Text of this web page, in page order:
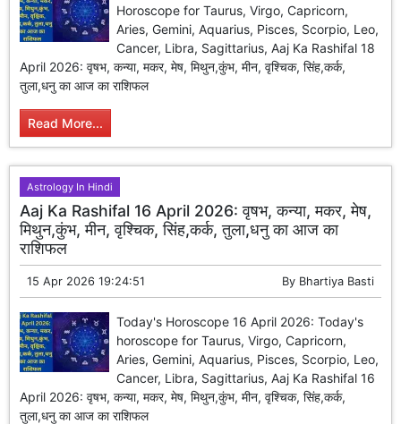
Horoscope for Taurus, Virgo, Capricorn,
Aries, Gemini, Aquarius, Pisces, Scorpio, Leo,
Cancer, Libra, Sagittarius, Aaj Ka Rashifal 18
April 2026: वृषभ, कन्या, मकर, मेष, मिथुन,कुंभ, मीन, वृश्चिक, सिंह,कर्क,
तुला,धनु का आज का राशिफल
Read More...
Astrology In Hindi
Aaj Ka Rashifal 16 April 2026: वृषभ, कन्या, मकर, मेष,
मिथुन,कुंभ, मीन, वृश्चिक, सिंह,कर्क, तुला,धनु का आज का
राशिफल
15 Apr 2026 19:24:51 By Bhartiya Basti
Today's Horoscope 16 April 2026: Today's
horoscope for Taurus, Virgo, Capricorn,
Aries, Gemini, Aquarius, Pisces, Scorpio, Leo,
Cancer, Libra, Sagittarius, Aaj Ka Rashifal 16
April 2026: वृषभ, कन्या, मकर, मेष, मिथुन,कुंभ, मीन, वृश्चिक, सिंह,कर्क,
तुला,धनु का आज का राशिफल